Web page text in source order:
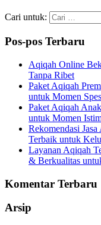
Cari untuk:
Pos-pos Terbaru
Aqiqah Online
Tanpa Ribet
Paket Aqiqah
untuk Momen
Paket Aqiqah
untuk Momen
Rekomendasi
Terbaik untuk
Layanan Aqiqah
& Berkualitas
Komentar Terbaru
Arsip